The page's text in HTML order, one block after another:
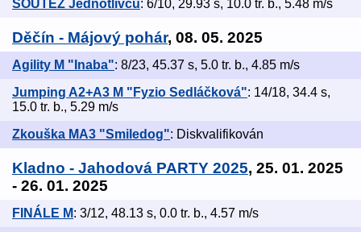
SOUTĚŽ Jednotlivců: 6/10, 29.93 s, 10.0 tr. b., 5.48 m/s
Děčín - Májový pohár, 08. 05. 2025
Agility M "Inaba": 8/23, 45.37 s, 5.0 tr. b., 4.85 m/s
Jumping A2+A3 M "Fyzio Sedláčková": 14/18, 34.4 s,
15.0 tr. b., 5.29 m/s
Zkouška MA3 "Smiledog": Diskvalifikován
Kladno - Jahodová PARTY 2025, 25. 01. 2025
- 26. 01. 2025
FINÁLE M: 3/12, 48.13 s, 0.0 tr. b., 4.57 m/s